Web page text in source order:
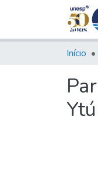
Início
Ytú